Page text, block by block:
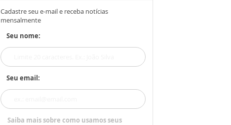
Cadastre seu e-mail e receba notícias
mensalmente
Seu nome:
Seu email:
Saiba mais sobre como usamos seus